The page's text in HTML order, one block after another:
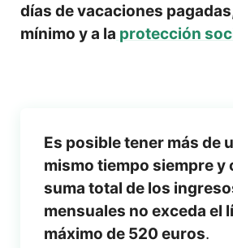
días de vacaciones
mínimo y a la protección
Es posible tener más de
mismo tiempo siempre y
suma total de los
mensuales no exceda el
máximo de 520 euros.